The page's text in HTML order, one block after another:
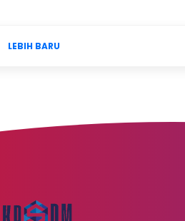
LEBIH BARU